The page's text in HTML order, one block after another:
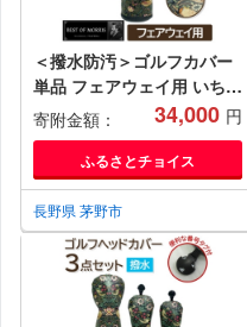
＜撥水防汚＞ゴルフカバー
単品 フェアウェイ用 いちご
泥棒(黒)Fabric by ベストオ
ブモリス【1588150】
寄附金額： 34,000 円
ふるさとチョイス
長野県 茅野市